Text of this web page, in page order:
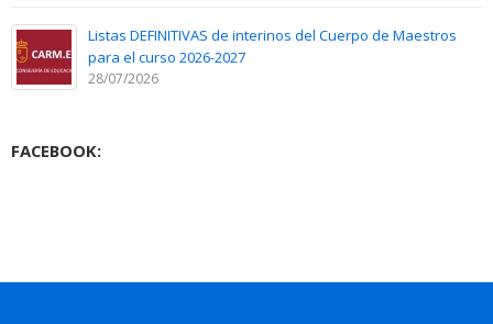
Listas DEFINITIVAS de interinos del Cuerpo de Maestros
para el curso 2026-2027
28/07/2026
FACEBOOK: